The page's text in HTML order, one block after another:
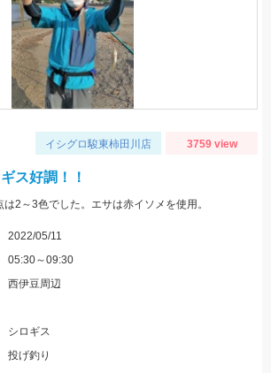
イシグロ駿東柿田川店 3759 view
ス好調！！
2～3色でした。エサは赤イソメを使用。
2022/05/11
05:30～09:30
西伊豆周辺
シロギス
投げ釣り